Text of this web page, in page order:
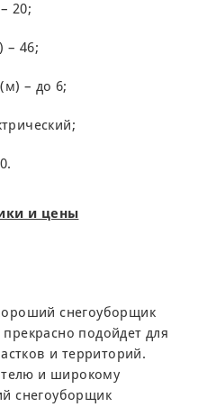
20;
– 46;
– до 6;
и цены
снегоуборщик
подойдет для
и территорий.
и широкому
снегоуборщик